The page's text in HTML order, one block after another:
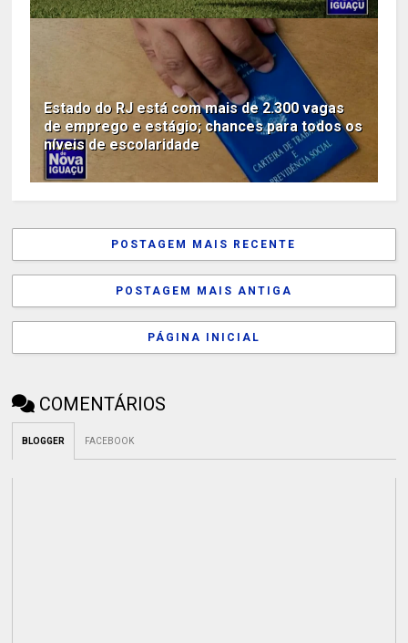
Estado do RJ está com mais de 2.300 vagas
de emprego e estágio; chances para todos os
níveis de escolaridade
POSTAGEM MAIS RECENTE
POSTAGEM MAIS ANTIGA
PÁGINA INICIAL
COMENTÁRIOS
BLOGGER FACEBOOK